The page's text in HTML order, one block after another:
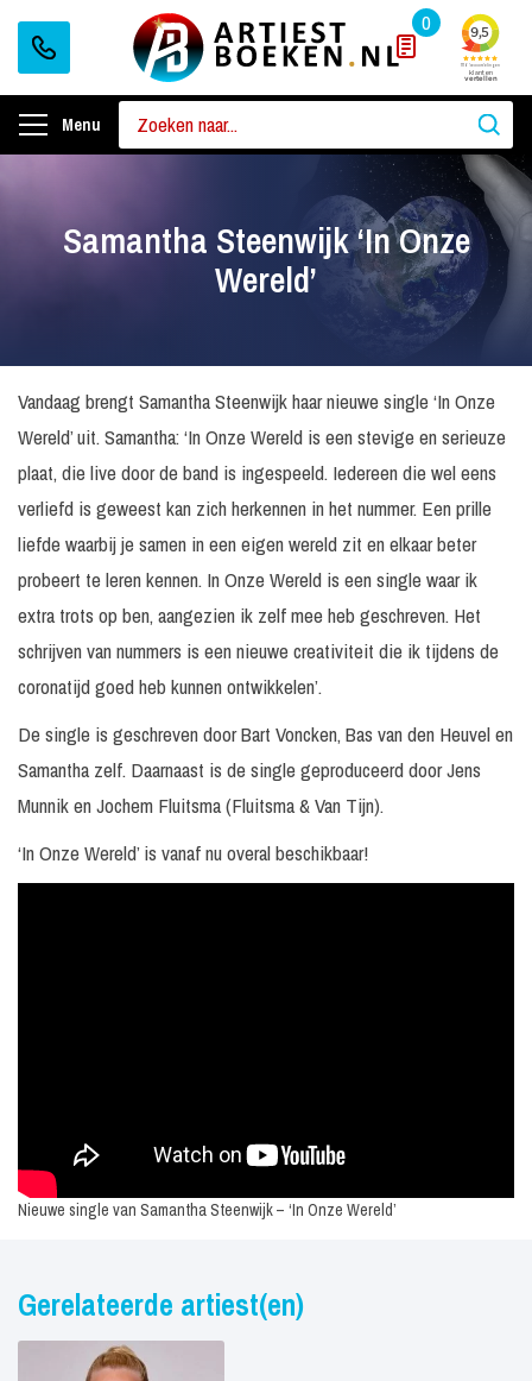
0
Menu
Samantha Steenwijk ‘In Onze
Wereld’
Vandaag brengt Samantha Steenwijk haar nieuwe single ‘In Onze
Wereld’ uit. Samantha: ‘In Onze Wereld is een stevige en serieuze
plaat, die live door de band is ingespeeld. Iedereen die wel eens
verliefd is geweest kan zich herkennen in het nummer. Een prille
liefde waarbij je samen in een eigen wereld zit en elkaar beter
probeert te leren kennen. In Onze Wereld is een single waar ik
extra trots op ben, aangezien ik zelf mee heb geschreven. Het
schrijven van nummers is een nieuwe creativiteit die ik tijdens de
coronatijd goed heb kunnen ontwikkelen’.
De single is geschreven door Bart Voncken, Bas van den Heuvel en
Samantha zelf. Daarnaast is de single geproduceerd door Jens
Munnik en Jochem Fluitsma (Fluitsma & Van Tijn).
‘In Onze Wereld’ is vanaf nu overal beschikbaar!
Nieuwe single van Samantha Steenwijk – ‘In Onze Wereld’
Gerelateerde artiest(en)